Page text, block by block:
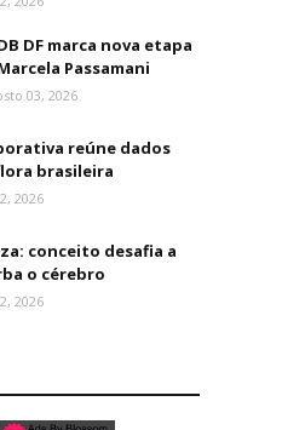
DF marca nova etapa
Passamani
03, 2026
reúne dados
brasileira
2026
conceito desafia a
o cérebro
2026